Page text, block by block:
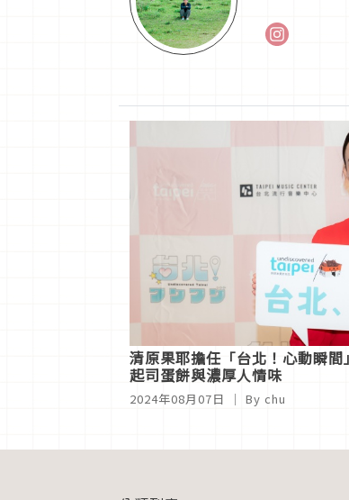
清原果耶擔任「台北！心動瞬
起司蛋餅與濃厚人情味
2024年08月07日 ｜ By chu